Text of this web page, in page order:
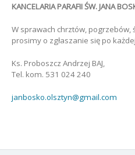
KANCELARIA PARAFII ŚW. JANA
W sprawach chrztów,
prosimy o zgłaszanie się po
Ks. Proboszcz Andrzej BAJ,
Tel. kom. 531 024 240
janbosko.olsztyn@gmail.com